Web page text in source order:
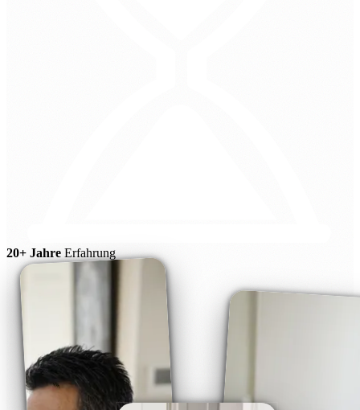
20+ Jahre Erfahrung